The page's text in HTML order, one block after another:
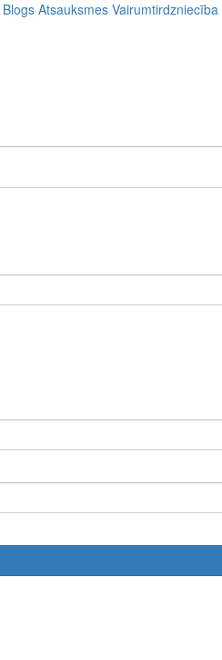
Blogs Atsauksmes Vairumtirdzniecība